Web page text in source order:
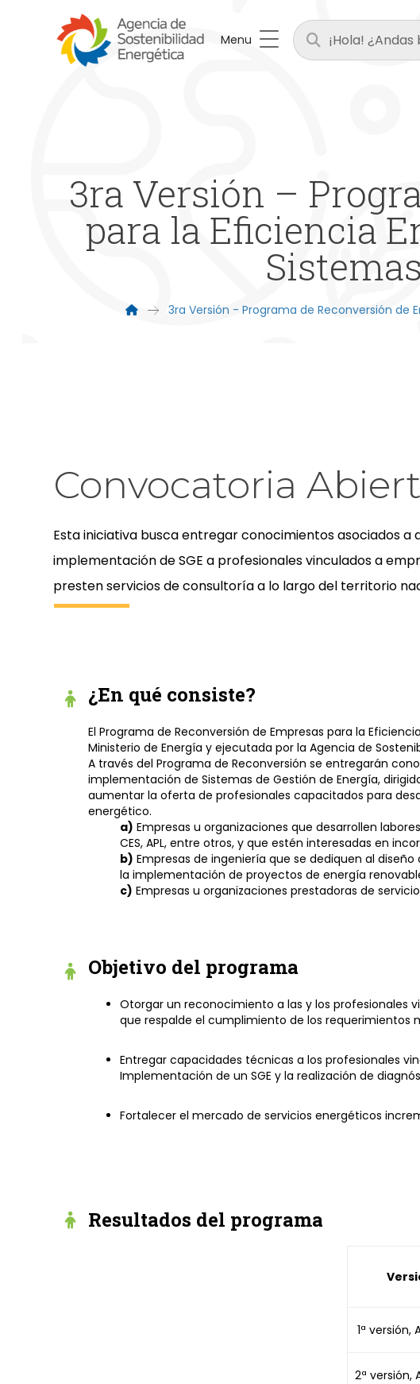
Menu
3ra Versión –
para la Eficiencia
3ra Versión - Programa de Reconversión de
Convocatoria
Esta iniciativa busca entregar conocimientos asociados a
implementación de SGE a profesionales vinculados a
presten servicios de consultoría a lo largo del territorio
¿En qué consiste?
El Programa de Reconversión de Empresas para la
Ministerio de Energía y ejecutada por la Agencia de
A través del Programa de Reconversión se entregarán
implementación de Sistemas de Gestión de Energía,
aumentar la oferta de profesionales capacitados para
energético.
a) Empresas u organizaciones que desarrollen
CES, APL, entre otros, y que estén interesadas en
b) Empresas de ingeniería que se dediquen al
la implementación de proyectos de energía
c) Empresas u organizaciones prestadoras de
Objetivo del programa
Otorgar un reconocimiento a las y los profesionales
que respalde el cumplimiento de los requerimientos
Entregar capacidades técnicas a los profesionales
Implementación de un SGE y la realización de
Fortalecer el mercado de servicios energéticos
Resultados del programa
1ª versión,
2ª versión,